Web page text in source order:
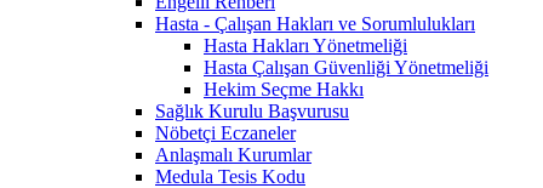
Hasta - Çalışan Hakları ve Sorumlulukları
Hasta Hakları Yönetmeliği
Hasta Çalışan Güvenliği Yönetmeliği
Hekim Seçme Hakkı
Sağlık Kurulu Başvurusu
Nöbetçi Eczaneler
Anlaşmalı Kurumlar
Medula Tesis Kodu